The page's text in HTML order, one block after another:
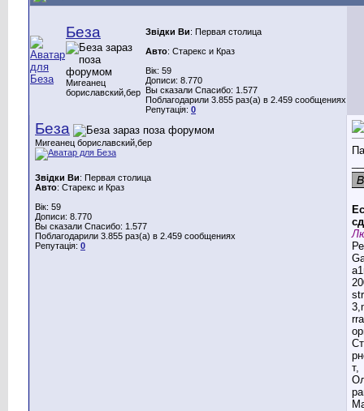
Беза
Мигеанец
бориславский,бер
Звідки Ви: Первая столица
Авто: Старекс и Краз
Вік: 59
Дописи: 8.770
Вы сказали Спасибо: 1.577
Поблагодарили 3.855 раз(а) в 2.459 сообщениях
Репутація: 0
Беза
Мигеанец бориславский,бер
Звідки Ви: Первая столица
Авто: Старекс и Краз
Вік: 59
Дописи: 8.770
Вы сказали Спасибо: 1.577
Поблагодарили 3.855 раз(а) в 2.459 сообщениях
Репутація: 0
т,